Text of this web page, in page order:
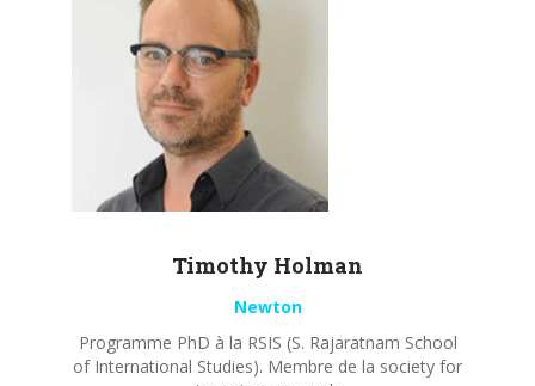
Timothy Holman
Newton
Programme PhD à la RSIS (S. Rajaratnam School
of International Studies). Membre de la society for